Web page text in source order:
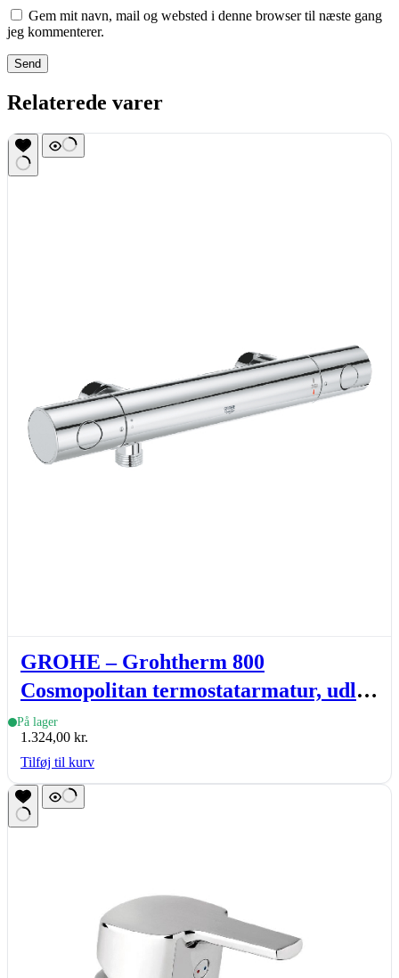
Gem mit navn, mail og websted i denne browser til næste gang
jeg kommenterer.
Send
Relaterede varer
GROHE – Grohtherm 800
Cosmopolitan termostatarmatur, udløb
1/2″, bredde 298mm, krom
På lager
1.324,00 kr.
Tilføj til kurv